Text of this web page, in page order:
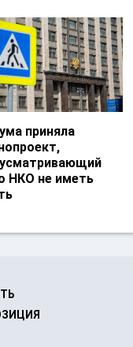
приняла
НКО не иметь